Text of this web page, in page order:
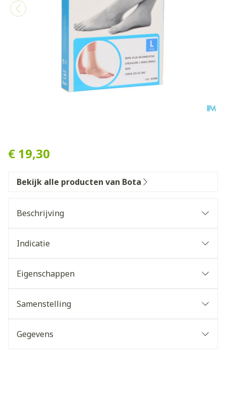
€ 19,30
Bekijk alle producten van Bota
Beschrijving
Indicatie
Eigenschappen
Samenstelling
Gegevens